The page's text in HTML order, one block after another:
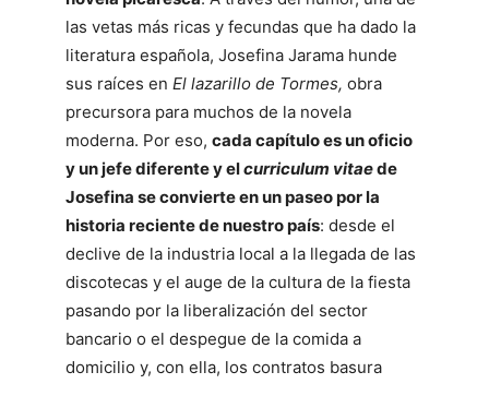
las vetas más ricas y fecundas que ha dado la
literatura española, Josefina Jarama hunde
sus raíces en El lazarillo de Tormes, obra
precursora para muchos de la novela
moderna. Por eso, cada capítulo es un oficio
y un jefe diferente y elcurriculum vitaede
Josefina se convierte en un paseo por la
historia reciente de nuestro país: desde el
declive de la industria local a la llegada de las
discotecas y el auge de la cultura de la fiesta
pasando por la liberalización del sector
bancario o el despegue de la comida a
domicilio y, con ella, los contratos basura